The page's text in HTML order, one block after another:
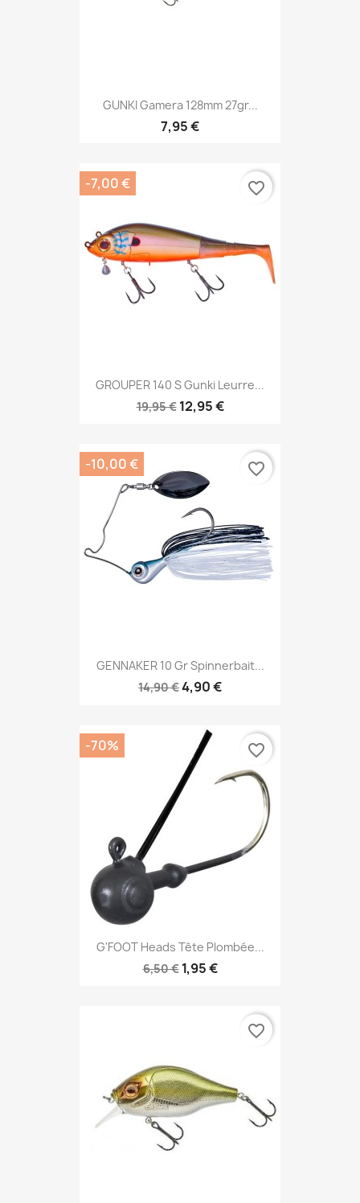
GUNKI Gamera 128mm 27gr...
7,95 €
GROUPER 140 S Gunki Leurre...
19,95 € 12,95 €
-7,00 € favorite_border
GENNAKER 10 Gr Spinnerbait...
14,90 €4,90 €
-10,00 € favorite_border
G'FOOT Heads Tête Plombée...
6,50 € 1,95 €
-70% favorite_border
favorite_border